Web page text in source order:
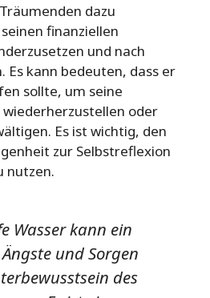
dazu
finanziellen
und nach
Es kann bedeuten, dass er
sollte, um seine
oder
Es ist wichtig, den
zur Selbstreflexion
nutzen.
Wasser kann ein
und Sorgen
des